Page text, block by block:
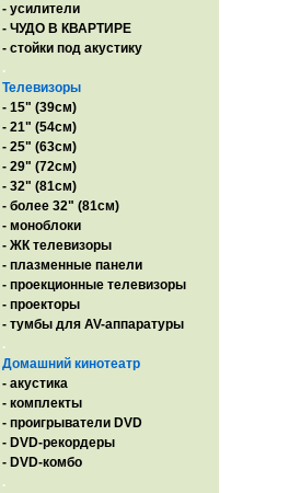
- усилители
- ЧУДО В КВАРТИРЕ
- стойки под акустику
.
Телевизоры
- 15" (39см)
- 21" (54см)
- 25" (63см)
- 29" (72см)
- 32" (81см)
- более 32" (81см)
- моноблоки
- ЖК телевизоры
- плазменные панели
- проекционные телевизоры
- проекторы
- тумбы для AV-аппаратуры
.
Домашний кинотеатр
- акустика
- комплекты
- проигрыватели DVD
- DVD-рекордеры
- DVD-комбо
.